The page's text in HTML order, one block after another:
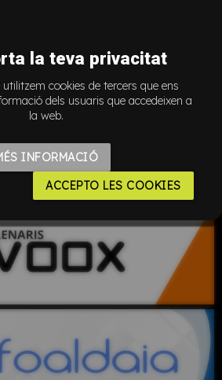
la teva privacitat
cookies de tercers que ens
dels usuaris que accedeixen a
la web.
INFORMACIÓ
ACCEPTO LES COOKIES